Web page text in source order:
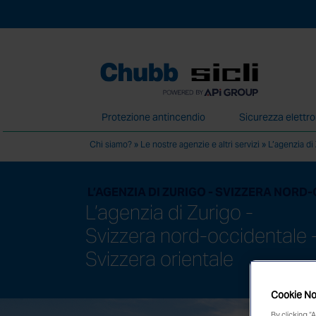
Protezione antincendio Sicurezza
Chi siamo? » Le nostre agenzie e altri servizi » L’agenzia
L’agenzia di Zurigo -
Svizzera nord-occidentale
Svizzera orientale
Cookie